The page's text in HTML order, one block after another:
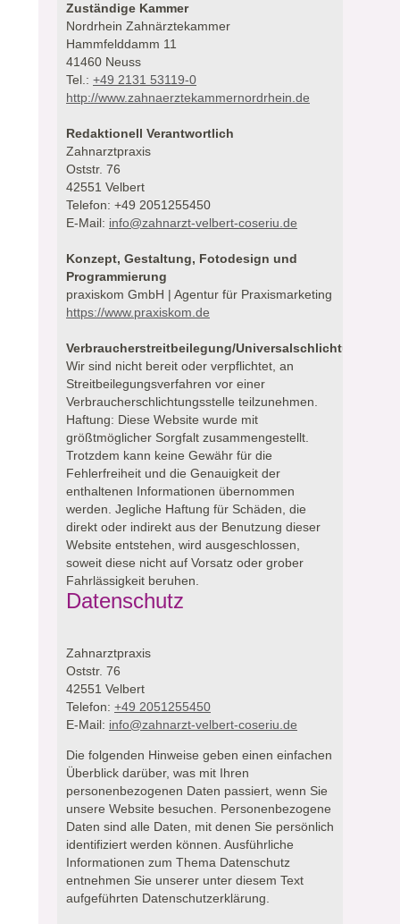
Zuständige Kammer
Nordrhein Zahnärztekammer
Hammfelddamm 11
41460 Neuss
Tel.: +49 2131 53119-0
http://www.zahnaerztekammernordrhein.de
Redaktionell Verantwortlich
Zahnarztpraxis
Oststr. 76
42551 Velbert
Telefon: +49 2051255450
E-Mail: info@zahnarzt-velbert-coseriu.de
Konzept, Gestaltung, Fotodesign und
Programmierung
praxiskom GmbH | Agentur für Praxismarketing
https://www.praxiskom.de
Verbraucherstreitbeilegung/
Wir sind nicht bereit oder verpflichtet, an
Streitbeilegungsverfahren vor einer
Verbraucherschlichtungsstelle teilzunehmen.
Haftung: Diese Website wurde mit
größtmöglicher Sorgfalt zusammengestellt.
Trotzdem kann keine Gewähr für die
Fehlerfreiheit und die Genauigkeit der
enthaltenen Informationen übernommen
werden. Jegliche Haftung für Schäden, die
direkt oder indirekt aus der Benutzung dieser
Website entstehen, wird ausgeschlossen,
soweit diese nicht auf Vorsatz oder grober
Fahrlässigkeit beruhen.
Datenschutz
Zahnarztpraxis
Oststr. 76
42551 Velbert
Telefon: +49 2051255450
E-Mail: info@zahnarzt-velbert-coseriu.de
Die folgenden Hinweise geben einen einfachen
Überblick darüber, was mit Ihren
personenbezogenen Daten passiert, wenn Sie
unsere Website besuchen. Personenbezogene
Daten sind alle Daten, mit denen Sie persönlich
identifiziert werden können. Ausführliche
Informationen zum Thema Datenschutz
entnehmen Sie unserer unter diesem Text
aufgeführten Datenschutzerklärung.